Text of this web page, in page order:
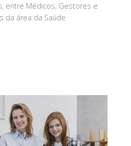
entre Médicos, Gestores e
da área da Saúde